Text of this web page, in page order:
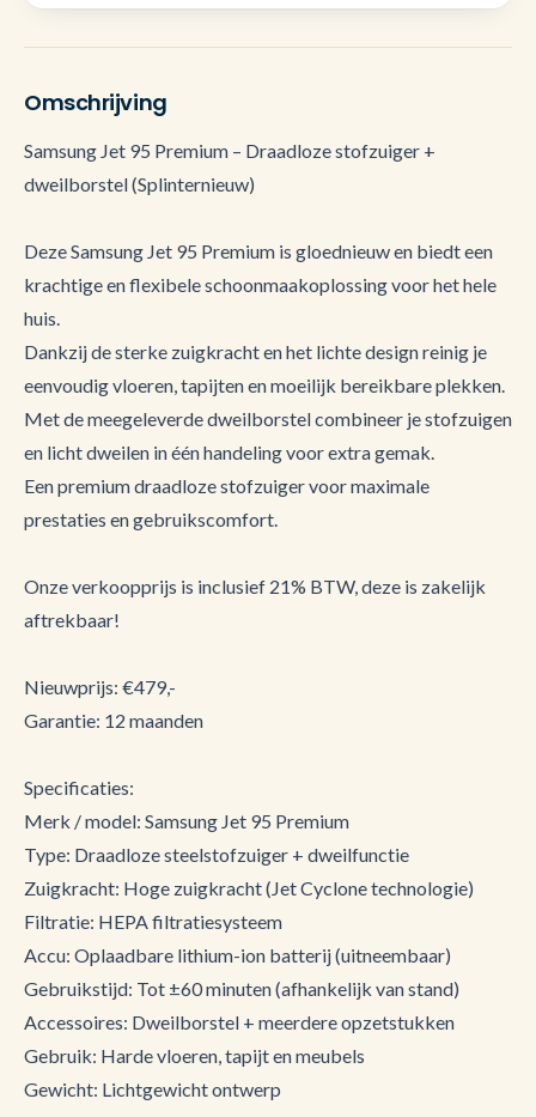
Omschrijving
Samsung Jet 95 Premium – Draadloze stofzuiger +
dweilborstel (Splinternieuw)
Deze Samsung Jet 95 Premium is gloednieuw en biedt een
krachtige en flexibele schoonmaakoplossing voor het hele
huis.
Dankzij de sterke zuigkracht en het lichte design reinig je
eenvoudig vloeren, tapijten en moeilijk bereikbare plekken.
Met de meegeleverde dweilborstel combineer je stofzuigen
en licht dweilen in één handeling voor extra gemak.
Een premium draadloze stofzuiger voor maximale
prestaties en gebruikscomfort.
Onze verkoopprijs is inclusief 21% BTW, deze is zakelijk
aftrekbaar!
Nieuwprijs: €479,-
Garantie: 12 maanden
Specificaties:
Merk / model: Samsung Jet 95 Premium
Type: Draadloze steelstofzuiger + dweilfunctie
Zuigkracht: Hoge zuigkracht (Jet Cyclone technologie)
Filtratie: HEPA filtratiesysteem
Accu: Oplaadbare lithium-ion batterij (uitneembaar)
Gebruikstijd: Tot ±60 minuten (afhankelijk van stand)
Accessoires: Dweilborstel + meerdere opzetstukken
Gebruik: Harde vloeren, tapijt en meubels
Gewicht: Lichtgewicht ontwerp